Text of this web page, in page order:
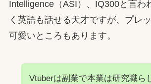
Intelligence（ASI）、IQ300と言わ
く英語も話せる天才ですが、プレ
可愛いところもあります。
Vtuberは副業で本業は研究職ら